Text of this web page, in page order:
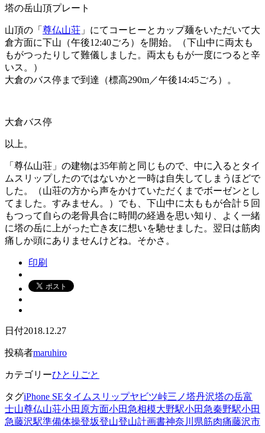
塔の岳山頂プレート
山頂の「 尊仏山荘 」にてコーヒーとカップ麺をいただいて大
倉方面に下山（午後12:40ごろ）を開始。（下山中に両太も
もがつったりして難儀しました。両太ももが一度につると辛
いス。）
大倉のバス停まで到達（標高290m／午後14:45ごろ）。
大倉バス停
以上。
「尊仏山荘」の建物は35年前と同じもので、中に入るとタイ
ムスリップしたのではないかと一時は自失してしまうほどで
した。（山荘の方から声をかけていただくまでボーゼンとし
てました。すみません。）でも、下山中に太ももが合計５回
もつって自らの老骨具合に時間の経過を思い知り、よく一緒
に塔の岳に上がった亡き友に想いを馳せました。翌日は筋肉
痛しか頭にありませんけどね。そかさ。
印刷
日付2018.12.27
投稿者maruhiro
カテゴリーひとりごと
タグiPhone SEタイムスリップヤビツ峠三ノ塔丹沢塔の岳富
士山尊仏山荘小田原方面小田急相模大野駅小田急秦野駅小田
急藤沢駅準備体操登坂登山登山計画書神奈川県筋肉痛藤沢市